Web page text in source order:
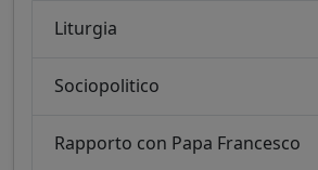
Liturgia
Sociopolitico
Rapporto con Papa Francesco